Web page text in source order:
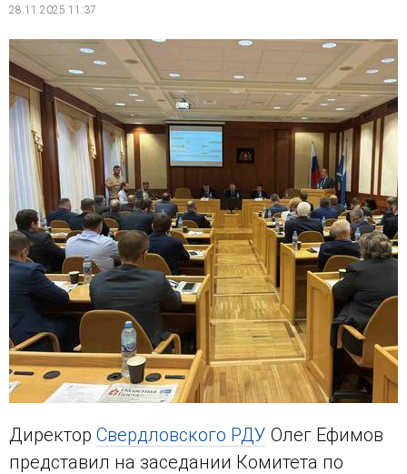
28.11.2025 11:37
Директор Свердловского РДУ Олег Ефимов
представил на заседании Комитета по